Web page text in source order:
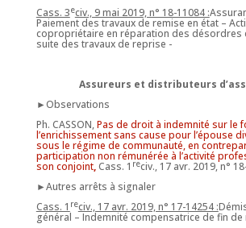
Cass. 3eciv., 9 mai 2019, n° 18-11084 :
Paiement des travaux de remise en état –
copropriétaire en réparation des désordres
suite des travaux de reprise -
Assureurs et distributeurs
►Observations
Ph. CASSON,Pas de droit à indemnité sur le
l’enrichissement sans cause pour l’épouse
sous le régime de communauté, en
participation non rémunérée à l’activité
son conjoint,Cass. 1 reciv., 17 avr. 2019, n°
►Autres arrêts à signaler
Cass. 1 reciv., 17 avr. 2019, n° 17-14254 :
général – Indemnité compensatrice de fin de